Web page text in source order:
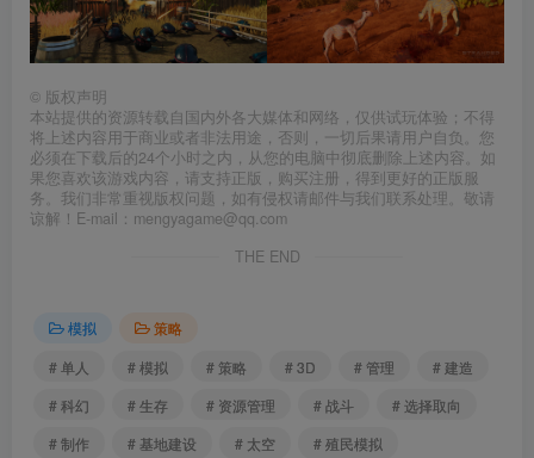
© 版权声明
本站提供的资源转载自国内外各大媒体和网络，仅供试玩体验；不得
将上述内容用于商业或者非法用途，否则，一切后果请用户自负。您
必须在下载后的24个小时之内，从您的电脑中彻底删除上述内容。如
果您喜欢该游戏内容，请支持正版，购买注册，得到更好的正版服
务。我们非常重视版权问题，如有侵权请邮件与我们联系处理。敬请
谅解！E-mail：mengyagame@qq.com
THE END
模拟
策略
# 单人
# 模拟 # 策略 # 3D # 管理
# 建造
# 科幻
# 生存 # 资源管理 # 战斗
# 选择取向
# 制作
# 基地建设 # 太空
# 殖民模拟